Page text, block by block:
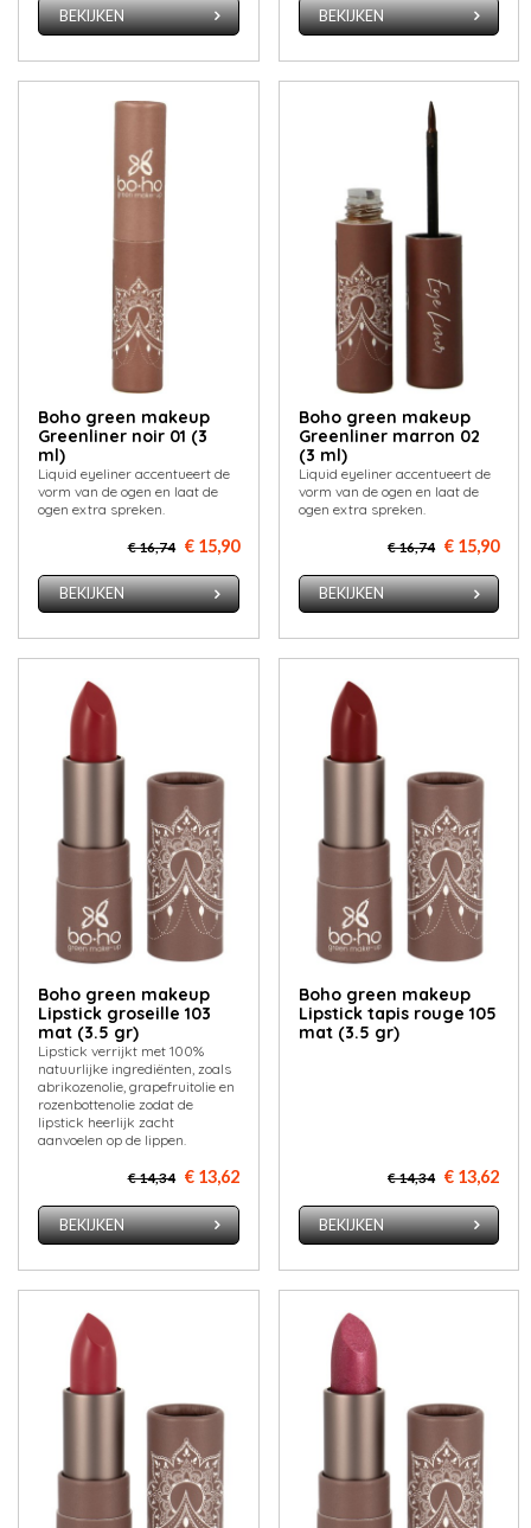
BEKIJKEN BEKIJKEN
Boho green makeup
Greenliner noir 01 (3
ml)
Liquid eyeliner accentueert de
vorm van de ogen en laat de
ogen extra spreken.
€ 16,74 € 15,90
BEKIJKEN
Boho green makeup
Greenliner marron 02
(3 ml)
Liquid eyeliner accentueert de
vorm van de ogen en laat de
ogen extra spreken.
€ 16,74 € 15,90
BEKIJKEN
Boho green makeup
Lipstick groseille 103
mat (3.5 gr)
Lipstick verrijkt met 100%
natuurlijke ingrediënten, zoals
abrikozenolie, grapefruitolie en
rozenbottenolie zodat de
lipstick heerlijk zacht
aanvoelen op de lippen.
€ 14,34 € 13,62
BEKIJKEN
Boho green makeup
Lipstick tapis rouge 105
mat (3.5 gr)
€ 14,34 € 13,62
BEKIJKEN